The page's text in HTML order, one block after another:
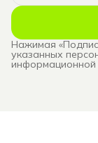
Нажимая
указанных
информационной